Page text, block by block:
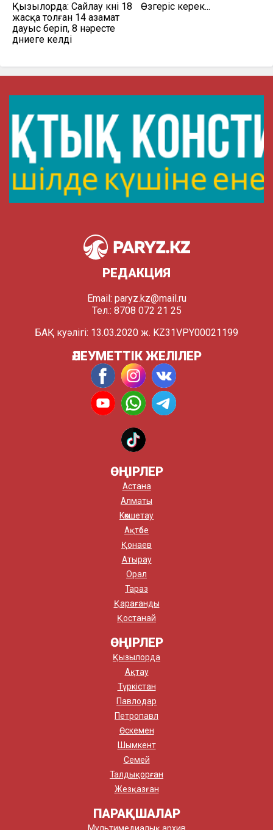
Қызылорда: Сайлау күні 18
жасқа толған 14 азамат
дауыс беріп, 8 нәресте
дүниеге келді
Өзгеріс керек...
РЕДАКЦИЯ
Email: paryz.kz@mail.ru
Тел.: 8708 072 21 25
БАҚ куәлігі: 13.03.2020 ж. KZ31VPY00021199
ӘЛЕУМЕТТІК ЖЕЛІЛЕР
ӨҢІРЛЕР
Астана
Алматы
Көкшетау
Ақтөбе
Қонаев
Атырау
Орал
Тараз
Қарағанды
Қостанай
ӨҢІРЛЕР
Қызылорда
Ақтау
Түркістан
Павлодар
Петропавл
Өскемен
Шымкент
Семей
Талдықорған
Жезқазған
ПАРАҚШАЛАР
Мультимедиалық архив